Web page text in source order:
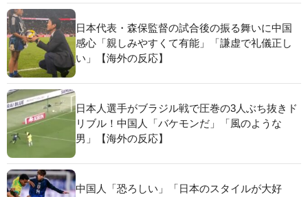
日本代表・森保監督の試合後の振る舞いに中国
感心「親しみやすくて有能」「謙虚で礼儀正し
い」【海外の反応】
日本人選手がブラジル戦で圧巻の3人ぶち抜きド
リブル！中国人「バケモンだ」「風のような
男」【海外の反応】
中国人「恐ろしい」「日本のスタイルが大好